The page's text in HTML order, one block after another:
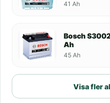
41 Ah
Bosch
Ah
45 Ah
Visa fler